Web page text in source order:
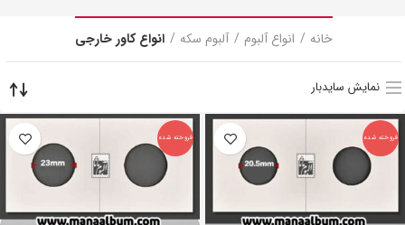
خانه انواع آلبوم آلبوم سکه انواع کاور خارجی
نمایش سایدبار
فروخته شده فروخته شده